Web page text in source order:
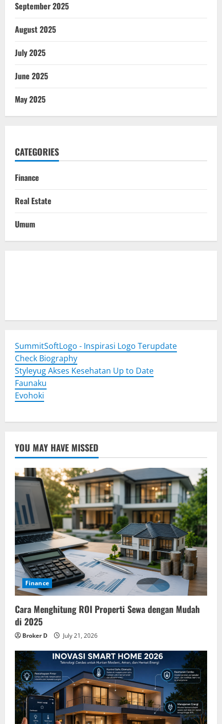
September 2025
August 2025
July 2025
June 2025
May 2025
CATEGORIES
Finance
Real Estate
Umum
SummitSoftLogo - Inspirasi Logo Terupdate
Check Biography
Styleyug Akses Kesehatan Up to Date
Faunaku
Evohoki
YOU MAY HAVE MISSED
Finance
Cara Menghitung ROI Properti Sewa dengan Mudah
di 2025
Broker D July 21, 2026